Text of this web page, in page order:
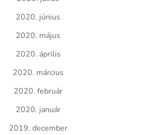
2020. június
2020. május
2020. április
2020. március
2020. február
2020. január
2019. december